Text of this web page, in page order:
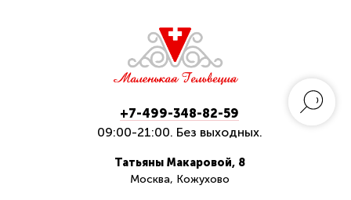
+7-499-348-82-59
09:00-21:00. Без выходных.
Татьяны Макаровой, 8
Москва, Кожухово